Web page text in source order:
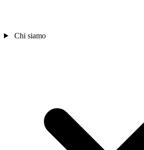
Chi siamo